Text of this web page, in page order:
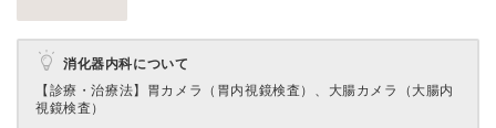
消化器内科について
【診療・治療法】 胃カメラ（胃内視鏡検査）、大腸カメラ（大腸内
視鏡検査）